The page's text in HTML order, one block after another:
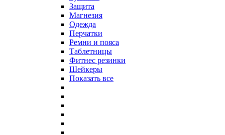
Защита
Магнезия
Одежда
Перчатки
Ремни и пояса
Таблетницы
Фитнес резинки
Шейкеры
Показать все